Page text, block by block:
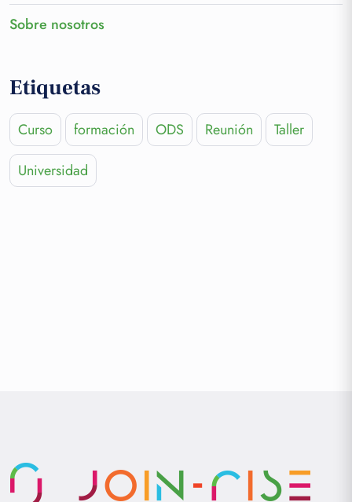
Sobre nosotros
Etiquetas
Curso formación ODS Reunión
Taller
Universidad